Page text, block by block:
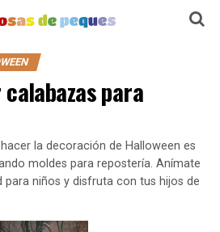
para
la decoración de Halloween es
moldes para repostería. Anímate
para niños y disfruta con tus hijos de